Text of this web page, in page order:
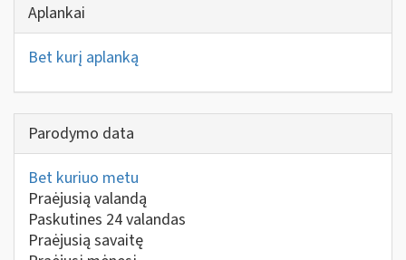
Aplankai
Bet kurį aplanką
Parodymo data
Bet kuriuo metu
Praėjusią valandą
Paskutines 24 valandas
Praėjusią savaitę